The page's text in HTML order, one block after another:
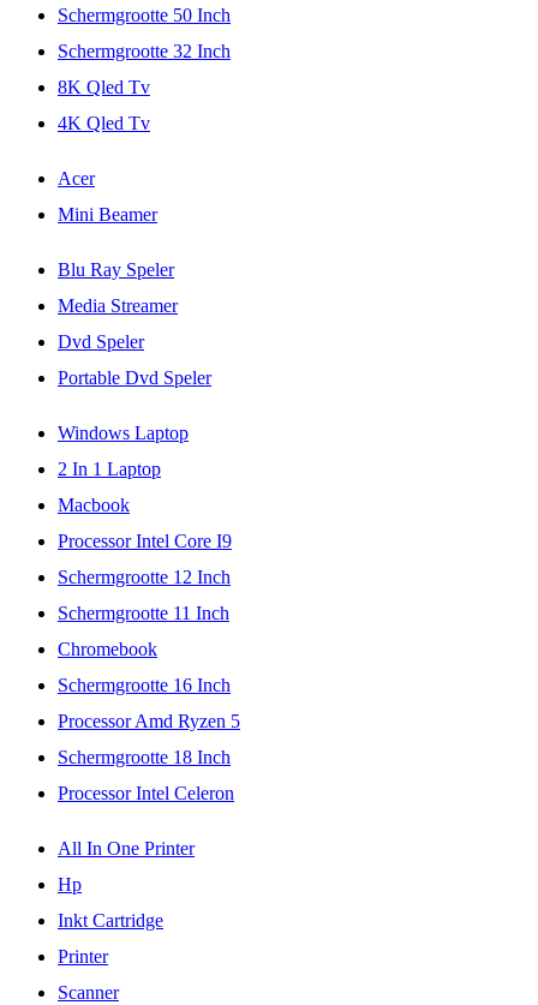
Schermgrootte 50 Inch
Schermgrootte 32 Inch
8K Qled Tv
4K Qled Tv
Acer
Mini Beamer
Blu Ray Speler
Media Streamer
Dvd Speler
Portable Dvd Speler
Windows Laptop
2 In 1 Laptop
Macbook
Processor Intel Core I9
Schermgrootte 12 Inch
Schermgrootte 11 Inch
Chromebook
Schermgrootte 16 Inch
Processor Amd Ryzen 5
Schermgrootte 18 Inch
Processor Intel Celeron
All In One Printer
Hp
Inkt Cartridge
Printer
Scanner